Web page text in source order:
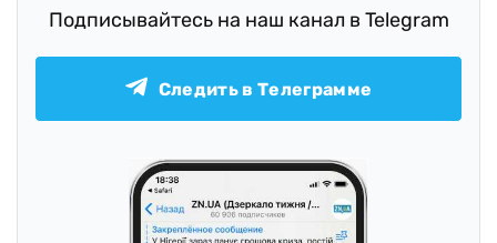
Подписывайтесь на наш канал в Telegram
Следить в Телеграмме